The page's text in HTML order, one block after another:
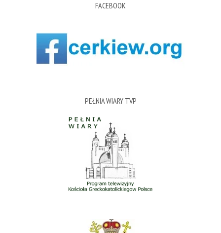
FACEBOOK
PEŁNIA WIARY TVP